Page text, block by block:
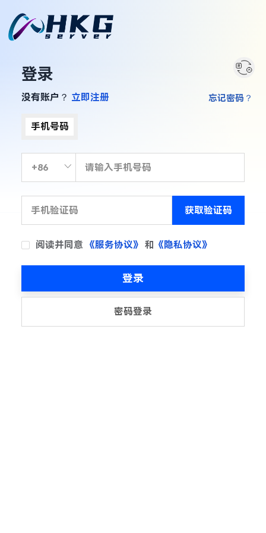
登录
没有账户？ 立即注册
手机号码
获取验证码
阅读并同意 《服务协议》 和 《隐私协议》
忘记密码？
登录
密码登录